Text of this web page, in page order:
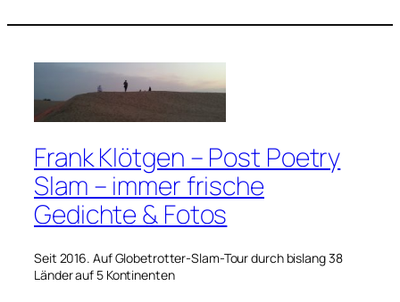
Frank Klötgen – Post Poetry
Slam – immer frische
Gedichte & Fotos
Seit 2016. Auf Globetrotter-Slam-Tour durch bislang 38
Länder auf 5 Kontinenten